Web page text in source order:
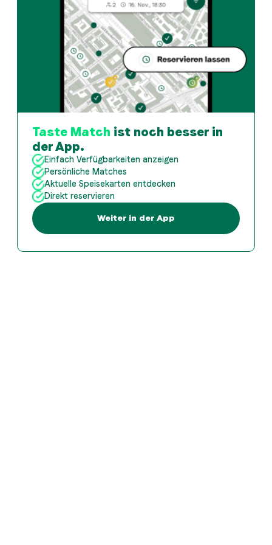
Taste Match ist noch besser in
der App.
Einfach Verfügbarkeiten anzeigen
Persönliche Matches
Aktuelle Speisekarten entdecken
Direkt reservieren
Weiter in der App